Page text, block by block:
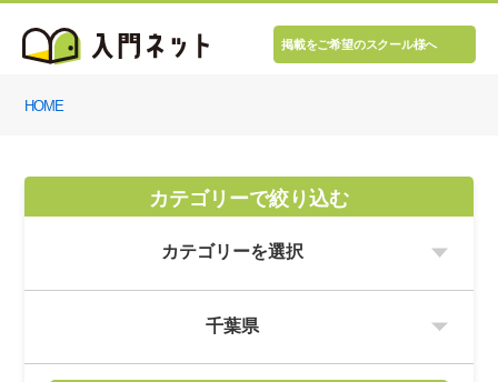
掲載をご希望のスクール様へ
HOME
カテゴリーで絞り込む